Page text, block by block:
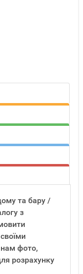
та бару /
з
фото,
розрахунку